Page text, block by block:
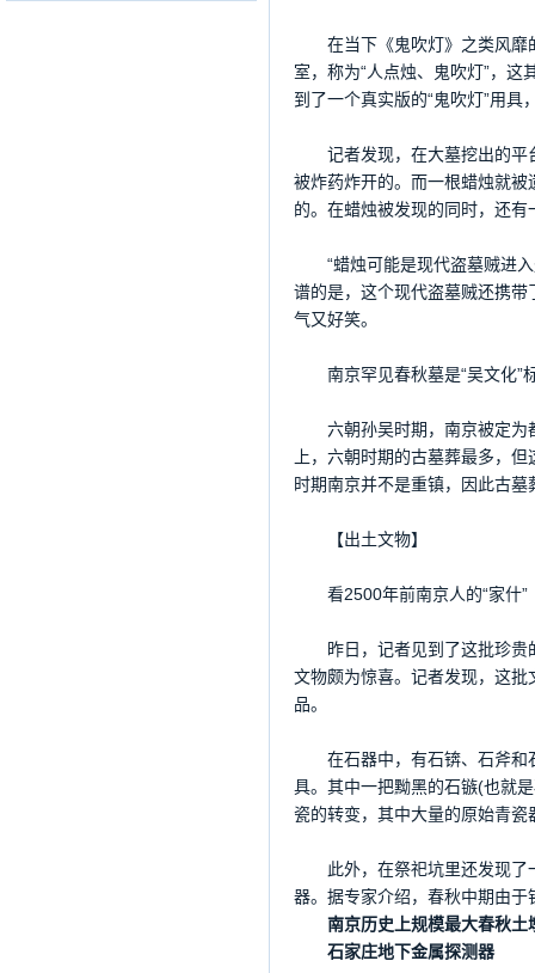
在当下《鬼吹灯》之类风靡
室，称为“人点烛、鬼吹灯”，
到了一个真实版的“鬼吹灯”用
记者发现，在大墓挖出的平
被炸药炸开的。而一根蜡烛就
的。在蜡烛被发现的同时，还
“蜡烛可能是现代盗墓贼进入
谱的是，这个现代盗墓贼还携
气又好笑。
南京罕见春秋墓是“吴文化”
六朝孙吴时期，南京被定为都
上，六朝时期的古墓葬最多，
时期南京并不是重镇，因此古
【出土文物】
看2500年前南京人的“家什”
昨日，记者见到了这批珍贵
文物颇为惊喜。记者发现，这
品。
在石器中，有石锛、石斧和
具。其中一把黝黑的石镞(也就
瓷的转变，其中大量的原始青
此外，在祭祀坑里还发现了
器。据专家介绍，春秋中期由
南京历史上规模最大春秋
石家庄地下金属探测器